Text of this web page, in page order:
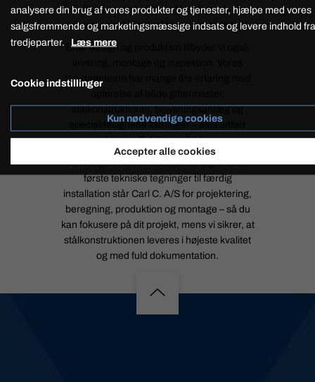
du ikke kun en funktionel løsning – du får
dokumenteret kvalitet i hver eneste detalje.
Efter design og produktion tilbyder vi også
montageteam har mange års erfaring med
stålkonstruktioner, belysningsanlæg og
specialdesignede løsninger – altid udført
sikkert, effektivt og til tiden.
Kort sagt: Vi klarer det hele for dig. Fra de
første tekniske tegninger til færdig
installation står Carl C. A/S for projektering,
beregning, produktion og montage – så du
kan fokusere på dit projekt, mens vi sikrer, at
stålkonstruktionen leveres i højeste kvalitet
og med fuld dokumentation.
analysere din brug af vores produkter og tjenester, hjælpe med vores
salgsfremmende og marketingsmæssige indsats og levere indhold fra
tredjeparter. Læs mere
Cookie indstillinger
Kun nødvendige cookies
Accepter alle cookies